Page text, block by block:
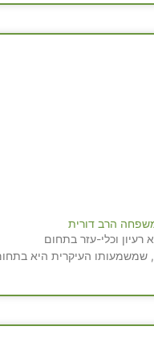
הרב דורית
רעיון וכלי-עזר בתחום
שמשמעותו העיקרית היא